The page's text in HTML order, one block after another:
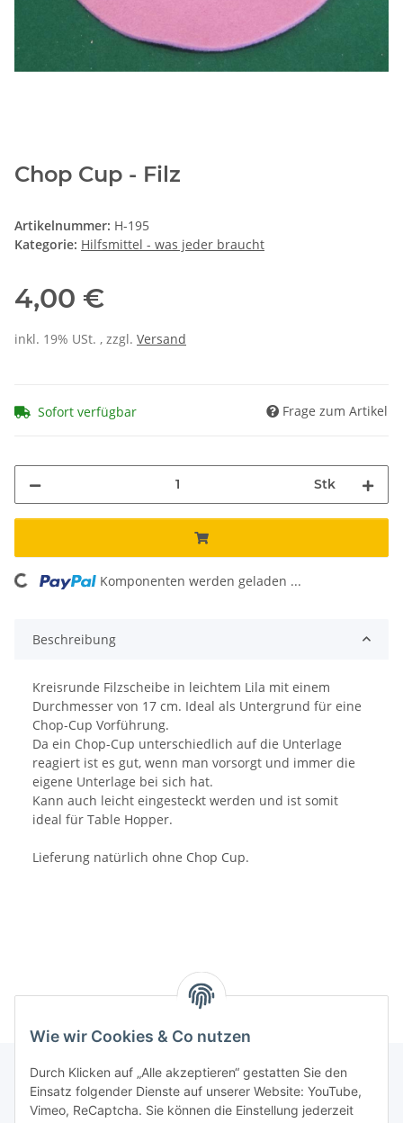
Wie wir Cookies & Co nutzen
Durch Klicken auf „Alle akzeptieren“ gestatten Sie den
Einsatz folgender Dienste auf unserer Website: YouTube,
Vimeo, ReCaptcha. Sie können die Einstellung jederzeit
Chop Cup - Filz
Artikelnummer: H-195
Kategorie: Hilfsmittel - was jeder braucht
4,00 €
inkl. 19% USt. , zzgl. Versand
Sofort verfügbar Frage zum Artikel
Stk
Loading... Komponenten werden geladen ...
Beschreibung
Kreisrunde Filzscheibe in leichtem Lila mit einem
Durchmesser von 17 cm. Ideal als Untergrund für eine
Chop-Cup Vorführung.
Da ein Chop-Cup unterschiedlich auf die Unterlage
reagiert ist es gut, wenn man vorsorgt und immer die
eigene Unterlage bei sich hat.
Kann auch leicht eingesteckt werden und ist somit
ideal für Table Hopper.
Lieferung natürlich ohne Chop Cup.
Informationen